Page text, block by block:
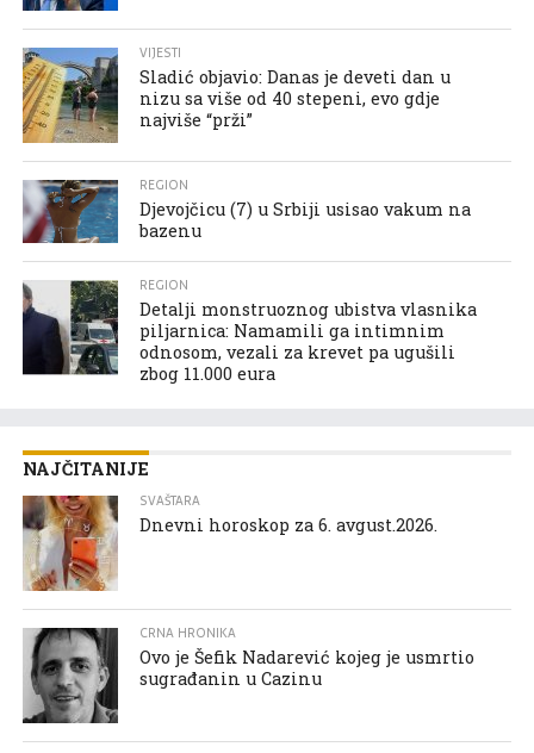
VIJESTI
Sladić objavio: Danas je deveti dan u
nizu sa više od 40 stepeni, evo gdje
najviše “prži”
REGION
Djevojčicu (7) u Srbiji usisao vakum na
bazenu
REGION
Detalji monstruoznog ubistva vlasnika
piljarnica: Namamili ga intimnim
odnosom, vezali za krevet pa ugušili
zbog 11.000 eura
NAJČITANIJE
SVAŠTARA
Dnevni horoskop za 6. avgust.2026.
CRNA HRONIKA
Ovo je Šefik Nadarević kojeg je usmrtio
sugrađanin u Cazinu